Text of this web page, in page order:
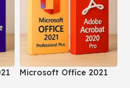
Microsoft Office 2021